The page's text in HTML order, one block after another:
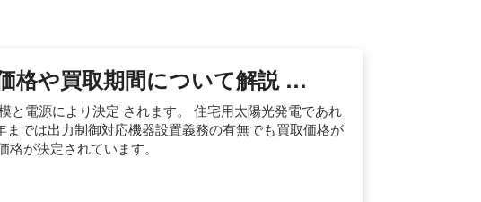
格や買取期間について解説 …
と電源により決定 されます。 住宅用太陽光発電であれ
では出力制御対応機器設置義務の有無でも買取価格が
が決定されています。